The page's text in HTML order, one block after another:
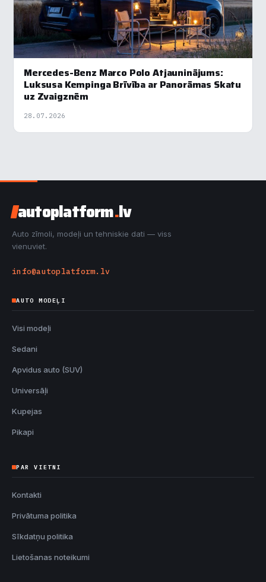
Mercedes-Benz Marco Polo Atjauninājums:
Luksusa Kempinga Brīvība ar Panorāmas Skatu
uz Zvaigznēm
28.07.2026
autoplatform.lv
Auto zīmoli, modeļi un tehniskie dati — viss
vienuviet.
info@autoplatform.lv
AUTO MODEĻI
Visi modeļi
Sedani
Apvidus auto (SUV)
Universāļi
Kupejas
Pikapi
PAR VIETNI
Kontakti
Privātuma politika
Sīkdatņu politika
Lietošanas noteikumi